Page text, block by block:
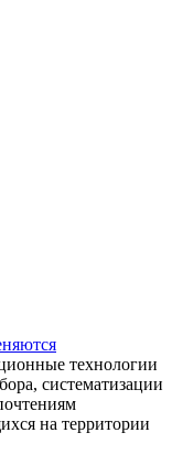
технологии
систематизации
на территории